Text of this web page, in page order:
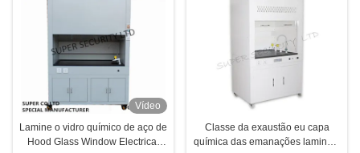
Vídeo
Lamine o vidro químico de aço de
Hood Glass Window Electrical
Classe da exaustão eu capa
química das emanações lamino o